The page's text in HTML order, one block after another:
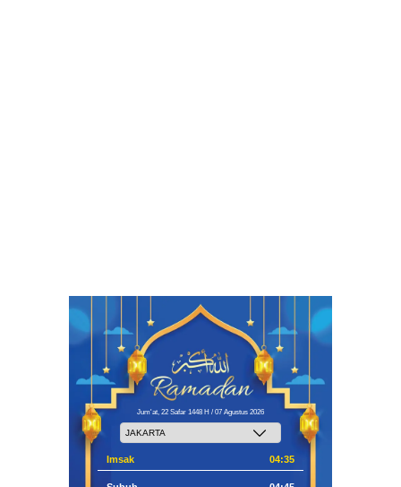
Jum'at, 22 Safar 1448 H / 07 Agustus 2026
Imsak 04:35